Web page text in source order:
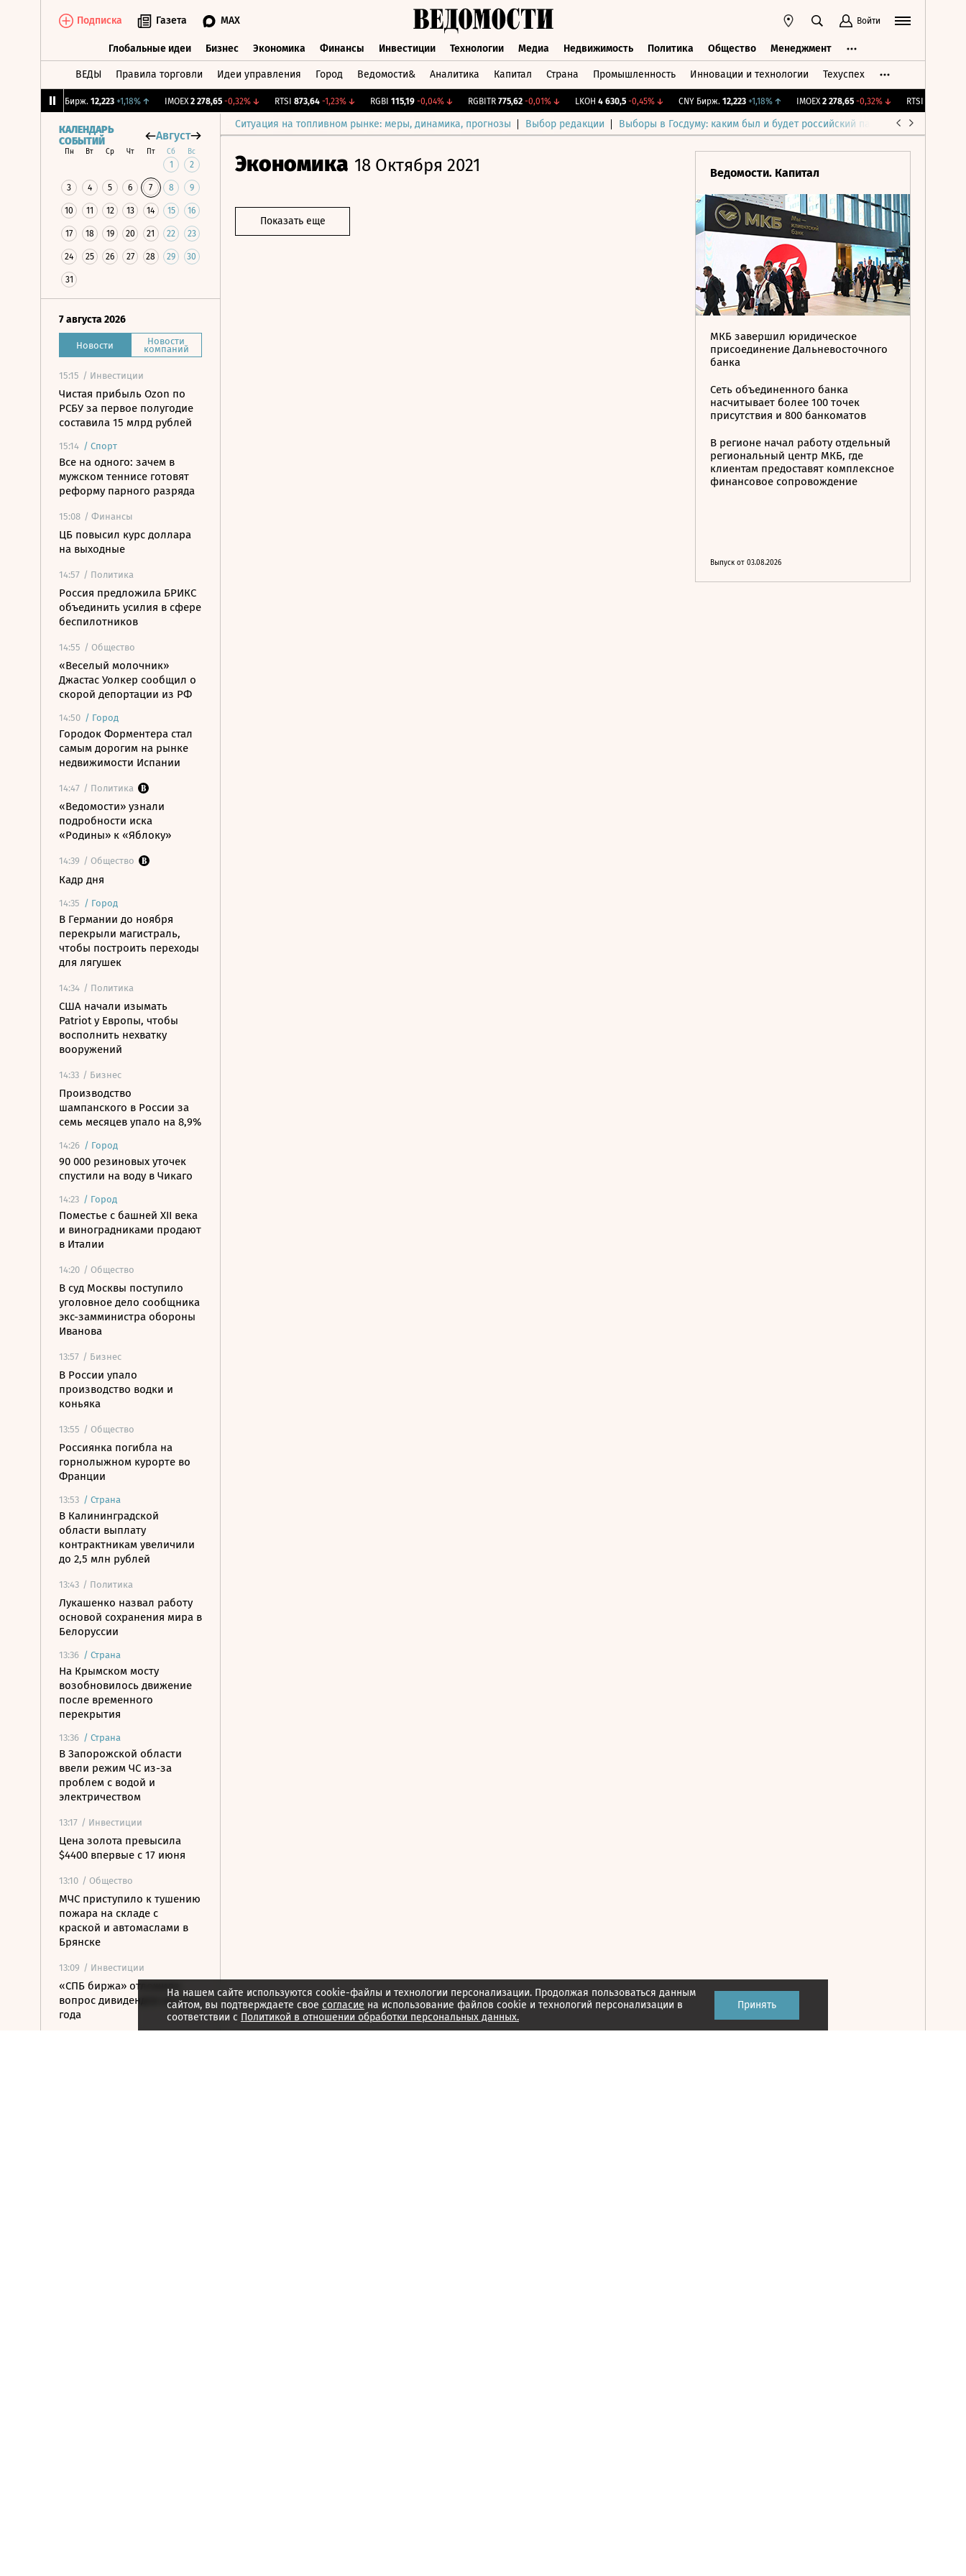
Подписка Газета MAX Войти
Глобальные идеи Бизнес Экономика Финансы Инвестиции Технологии Медиа Недвижимость Политика Общество Менеджмент
ВЕДЫ Правила торговли Идеи управления Город Ведомости& Аналитика Капитал Страна Промышленность Инновации и технологии Техуспех
CNY Бирж. 12,223 +1,18% ↑ IMOEX 2 278,65 -0,32%↓ RTSI 873,64 -1,23%↓ RGBI 115,19 -0,04%↓ RGBITR 775,62 -0,01%↓ LKOH 4 630,5 -0,45%↓ CNY Бирж. 12,223 +1,18% ↑ IMOEX 2 278,65 -0,32%↓ RTSI 873,64
Ситуация на топливном рынке: меры, динамика, прогнозы Выбор редакции Выборы в Госдуму: каким был и будет российский парламент
КАЛЕНДАРЬ
СОБЫТИЙ
Август
Пн Вт Ср Чт Пт Сб Вс
1 2
3 4 5 6 7 8 9
10 11 12 13 14 15 16
17 18 19 20 21 22 23
24 25 26 27 28 29 30
31
7 августа 2026
Новости Новости
компаний
15:15 / Инвестиции
Чистая прибыль Ozon по
РСБУ за первое полугодие
составила 15 млрд рублей
15:14 / Спорт
Все на одного: зачем в
мужском теннисе готовят
реформу парного разряда
15:08 / Финансы
ЦБ повысил курс доллара
на выходные
14:57 / Политика
Россия предложила БРИКС
объединить усилия в сфере
беспилотников
14:55 / Общество
«Веселый молочник»
Джастас Уолкер сообщил о
скорой депортации из РФ
14:50 / Город
Городок Форментера стал
самым дорогим на рынке
недвижимости Испании
14:47 / Политика
«Ведомости» узнали
подробности иска
«Родины» к «Яблоку»
14:39 / Общество
Кадр дня
14:35 / Город
В Германии до ноября
перекрыли магистраль,
чтобы построить переходы
для лягушек
14:34 / Политика
США начали изымать
Patriot у Европы, чтобы
восполнить нехватку
вооружений
14:33 / Бизнес
Производство
шампанского в России за
семь месяцев упало на 8,9%
14:26 / Город
90 000 резиновых уточек
спустили на воду в Чикаго
14:23 / Город
Поместье с башней XII века
и виноградниками продают
в Италии
14:20 / Общество
В суд Москвы поступило
уголовное дело сообщника
экс-замминистра обороны
Иванова
13:57 / Бизнес
В России упало
производство водки и
коньяка
13:55 / Общество
Россиянка погибла на
горнолыжном курорте во
Франции
13:53 / Страна
В Калининградской
области выплату
контрактникам увеличили
до 2,5 млн рублей
13:43 / Политика
Лукашенко назвал работу
основой сохранения мира в
Белоруссии
13:36 / Страна
На Крымском мосту
возобновилось движение
после временного
перекрытия
13:36 / Страна
В Запорожской области
ввели режим ЧС из-за
проблем с водой и
электричеством
13:17 / Инвестиции
Цена золота превысила
$4400 впервые с 17 июня
13:10 / Общество
МЧС приступило к тушению
пожара на складе с
краской и автомаслами в
Брянске
13:09 / Инвестиции
«СПБ биржа» отложила
вопрос дивидендов на 2–3
года
Экономика 18 Октября 2021
Показать еще
Ведомости. Капитал
МКБ завершил юридическое
присоединение Дальневосточного
банка
Сеть объединенного банка
насчитывает более 100 точек
присутствия и 800 банкоматов
В регионе начал работу отдельный
региональный центр МКБ, где
клиентам предоставят комплексное
финансовое сопровождение
Выпуск от 03.08.2026
На нашем сайте используются cookie-файлы и технологии персонализации. Продолжая пользоваться данным
сайтом, вы подтверждаете свое согласие на использование файлов cookie и технологий персонализации в
соответствии с Политикой в отношении обработки персональных данных.
Принять